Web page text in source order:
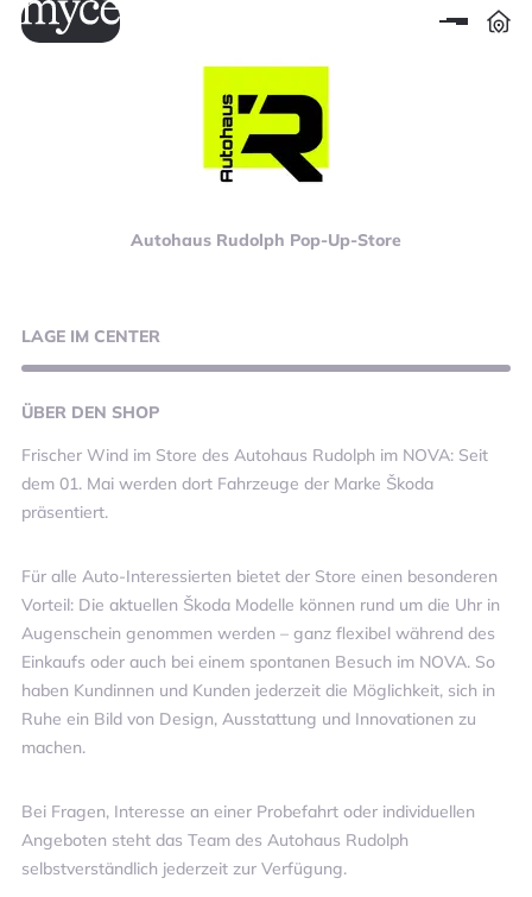
Autohaus Rudolph Pop-Up-Store
LAGEIM CENTER
ÜBERDEN SHOP
Frischer Wind im Store des Autohaus Rudolph im NOVA: Seit
dem 01. Mai werden dort Fahrzeuge der Marke Škoda
präsentiert.
Für alle Auto-Interessierten bietet der Store einen besonderen
Vorteil: Die aktuellen Škoda Modelle können rund um die Uhr in
Augenschein genommen werden – ganz flexibel während des
Einkaufs oder auch bei einem spontanen Besuch im NOVA. So
haben Kundinnen und Kunden jederzeit die Möglichkeit, sich in
Ruhe ein Bild von Design, Ausstattung und Innovationen zu
machen.
Bei Fragen, Interesse an einer Probefahrt oder individuellen
Angeboten steht das Team des Autohaus Rudolph
selbstverständlich jederzeit zur Verfügung.